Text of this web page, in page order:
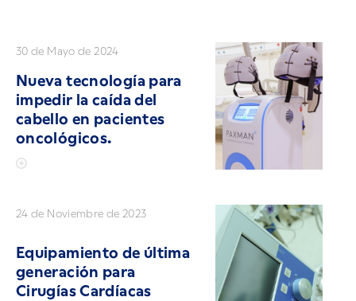
30 de Mayo de 2024
Nueva tecnología para
impedir la caída del
cabello en pacientes
oncológicos.
24 de Noviembre de 2023
Equipamiento de última
generación para
Cirugías Cardíacas